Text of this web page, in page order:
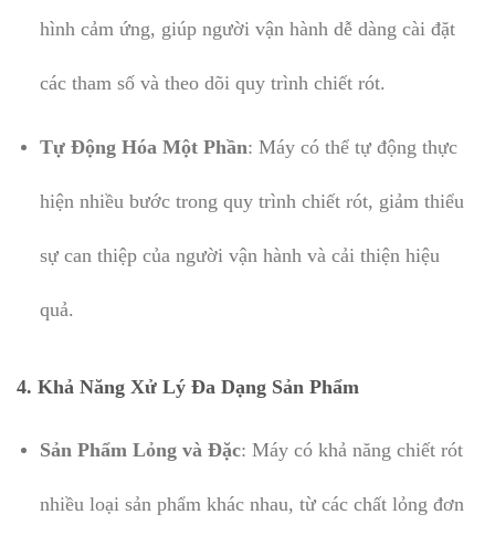
hình cảm ứng, giúp người vận hành dễ dàng cài đặt
các tham số và theo dõi quy trình chiết rót.
Tự Động Hóa Một Phần: Máy có thể tự động thực
hiện nhiều bước trong quy trình chiết rót, giảm thiểu
sự can thiệp của người vận hành và cải thiện hiệu
quả.
4. Khả Năng Xử Lý Đa Dạng Sản Phẩm
Sản Phẩm Lỏng và Đặc: Máy có khả năng chiết rót
nhiều loại sản phẩm khác nhau, từ các chất lỏng đơn